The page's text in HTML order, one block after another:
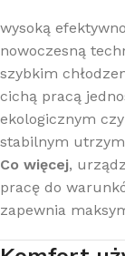
wysoką
nowoczesną
szybkim
cichą pracą
ekologicznym
stabilnym
Co więcej,
pracę do
zapewnia